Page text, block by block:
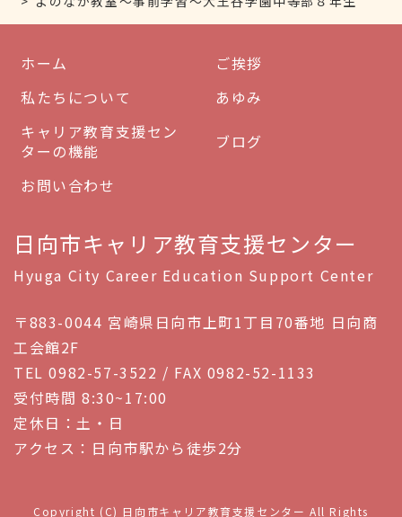
ホーム
ご挨拶
私たちについて
あゆみ
キャリア教育支援セン
ターの機能
ブログ
お問い合わせ
日向市キャリア教育支援センター
Hyuga City Career Education Support Center
〒883-0044 宮崎県日向市上町1丁目70番地 日向商
工会館2F
TEL 0982-57-3522 / FAX 0982-52-1133
受付時間 8:30~17:00
定休日：土・日
アクセス：日向市駅から徒歩2分
Copyright (C) 日向市キャリア教育支援センター All Rights